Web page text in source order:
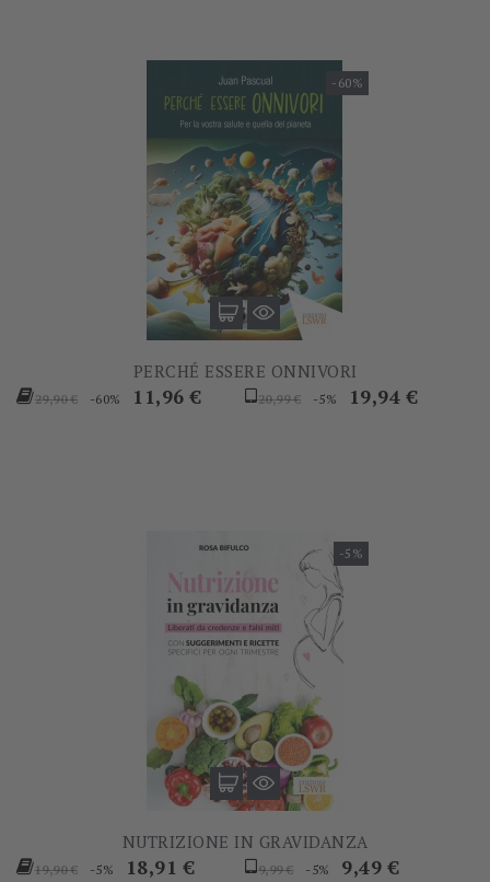
-60%
PERCHÉ ESSERE ONNIVORI
Prezzo
29,90 € -60% Prezzo
11,96 €
Prezzo
20,99 € -5% Prezzo
19,94 €
-5%
NUTRIZIONE IN GRAVIDANZA
Prezzo
19,90 € -5% Prezzo
18,91 €
Prezzo
9,99 € -5% Prezzo
9,49 €